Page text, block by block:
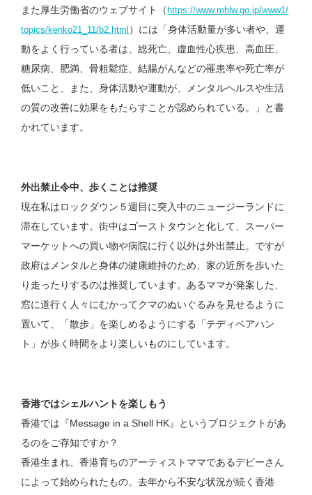
また厚生労働省のウェブサイト（https://www.mhlw.go.jp/www1/
topics/kenko21_11/b2.html ）には「身体活動量が多い者や、運
動をよく行っている者は、総死亡、虚血性心疾患、高血圧、
糖尿病、肥満、骨粗鬆症、結腸がんなどの罹患率や死亡率が
低いこと、また、身体活動や運動が、メンタルヘルスや生活
の質の改善に効果をもたらすことが認められている。」と書
かれています。
外出禁止令中、歩くことは推奨
現在私はロックダウン５週目に突入中のニュージーランドに
滞在しています。街中はゴーストタウンと化して、スーパー
マーケットへの買い物や病院に行く以外は外出禁止。ですが
政府はメンタルと身体の健康維持のため、家の近所を歩いた
り走ったりするのは推奨しています。あるママが発案した、
窓に道行く人々にむかってクマのぬいぐるみを見せるように
置いて、「散歩」を楽しめるようにする「テディベアハン
ト」が歩く時間をより楽しいものにしています。
香港ではシェルハントを楽しもう
香港では『Message in a Shell HK』というプロジェクトがあ
るのをご存知ですか？
香港生まれ、香港育ちのアーティストママであるデビーさん
によって始められたもの。去年から不安な状況が続く香港